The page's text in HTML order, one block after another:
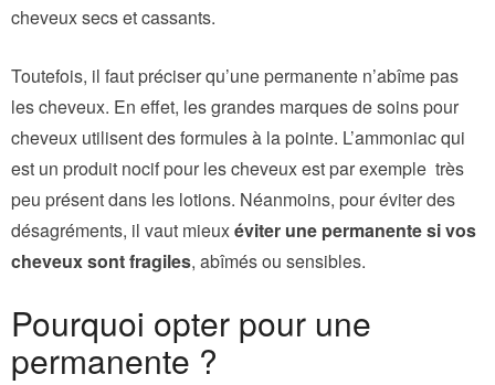
cheveux secs et cassants.
Toutefois, il faut préciser qu’une permanente n’abîme pas
les cheveux. En effet, les grandes marques de soins pour
cheveux utilisent des formules à la pointe. L’ammoniac qui
est un produit nocif pour les cheveux est par exemple très
peu présent dans les lotions. Néanmoins, pour éviter des
désagréments, il vaut mieuxéviter une permanente si vos
cheveux sont fragiles, abîmés ou sensibles.
Pourquoi opter pour une
permanente ?